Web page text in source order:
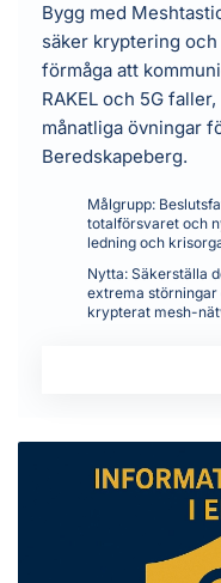
Bygg med
säker kryptering
förmåga att
RAKEL och 5G
månatliga övningar
Beredskapeberg.
Målgrupp:
totalförsvaret och
ledning och
Nytta:Säkerställa
extrema
krypterat mesh-